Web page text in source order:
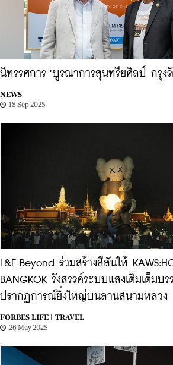
นิทรรศการ "บูรณาการสุนทรียศิลป์ กรุง
NEWS
18 Sep 2025
L&E Beyond ร่วมสร้างสีสันให้
BANGKOK รังสรรค์ระบบแสงเติมเต็มบ
ปรากฏการณ์ยิ่งใหญ่บนลานสนามหลวง
FORBES LIFE |
TRAVEL
26 May 2025